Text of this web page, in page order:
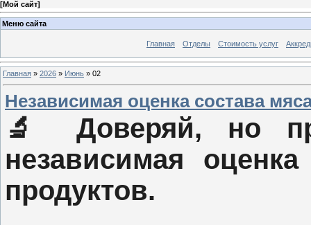
[Мой сайт]
Меню сайта
Главная Отделы Стоимость услуг
Главная » 2026 » Июнь » 02
Независимая оценка состава
🔬
Доверяй, но
независимая
продуктов.